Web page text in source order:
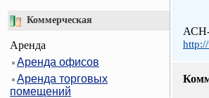
Коммерческая
Аренда
Аренда офисов
Аренда торговых
помещений
АСН-